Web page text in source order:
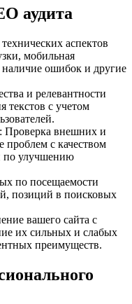
аудита
аспектов
мобильная
наличие ошибок и другие
и релевантности
текстов с учетом
: Проверка внешних и
проблем с качеством
по улучшению
по посещаемости
позиций в поисковых
вашего сайта с
их сильных и слабых
преимуществ.